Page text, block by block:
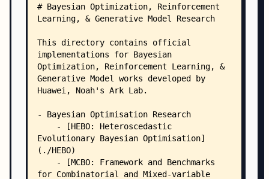
    │   │   ├── agent/
    │   │   │   ├── default.yaml
    │   │   │   ├── commands/
    │   │   │   │   └── default.yaml
    │   │   │   ├── memory/
    │   │   │   │   └── default.yaml
    │   │   │   └── prompt_builder/
    │   │   ├── extras/
    │   │   │   └── default.yaml
    │   │   ├── hydra/
    │   │   │   ├── default.yaml
    │   │   │   ├── parallel.yaml
    │   │   │   └── .gitkeep